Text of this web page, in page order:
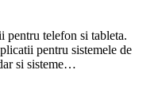
pentru telefon si tableta.
pentru sistemele de
si sisteme…